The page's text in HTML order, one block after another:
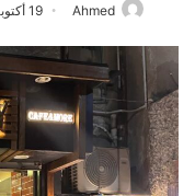
Ahmed 19 أكتوبر، 2022